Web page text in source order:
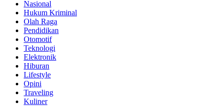
Nasional
Hukum Kriminal
Olah Raga
Pendidikan
Otomotif
Teknologi
Elektronik
Hiburan
Lifestyle
Opini
Traveling
Kuliner